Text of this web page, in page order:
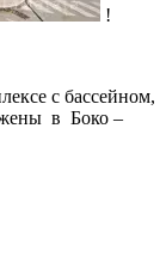
!
с бассейном,
в Боко –